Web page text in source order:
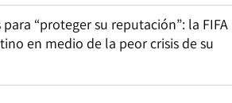
“proteger su reputación”: la FIFA
en medio de la peor crisis de su